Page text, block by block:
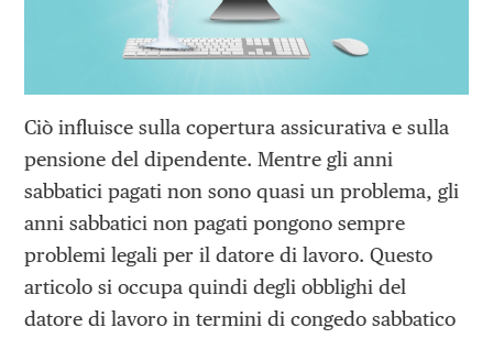
Ciò influisce sulla copertura assicurativa e sulla
pensione del dipendente. Mentre gli anni
sabbatici pagati non sono quasi un problema, gli
anni sabbatici non pagati pongono sempre
problemi legali per il datore di lavoro. Questo
articolo si occupa quindi degli obblighi del
datore di lavoro in termini di congedo sabbatico